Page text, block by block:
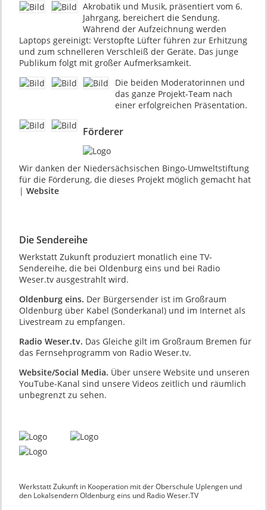
Akrobatik und Musik, präsentiert vom 6.
Jahrgang, bereichert die Sendung.
Während der Aufzeichnung werden
Laptops gereinigt: Verstopfte Lüfter führen zur Erhitzung
und zum schnelleren Verschleiß der Geräte. Das junge
Publikum folgt mit großer Aufmerksamkeit.
Die beiden Moderatorinnen und
das ganze Projekt-Team nach
einer erfolgreichen Präsentation.
Förderer
Wir danken der Niedersächsischen Bingo-Umweltstiftung
für die Förderung, die dieses Projekt möglich gemacht hat
| Website
Die Sendereihe
Werkstatt Zukunft produziert monatlich eine TV-
Sendereihe, die bei Oldenburg eins und bei Radio
Weser.tv ausgestrahlt wird.
Oldenburg eins. Der Bürgersender ist im Großraum
Oldenburg über Kabel (Sonderkanal) und im Internet als
Livestream zu empfangen.
Radio Weser.tv. Das Gleiche gilt im Großraum Bremen für
das Fernsehprogramm von Radio Weser.tv.
Website/Social Media. Über unsere Website und unseren
YouTube-Kanal sind unsere Videos zeitlich und räumlich
unbegrenzt zu sehen.
Werkstatt Zukunft in Kooperation mit der Oberschule Uplengen und
den Lokalsendern Oldenburg eins und Radio Weser.TV